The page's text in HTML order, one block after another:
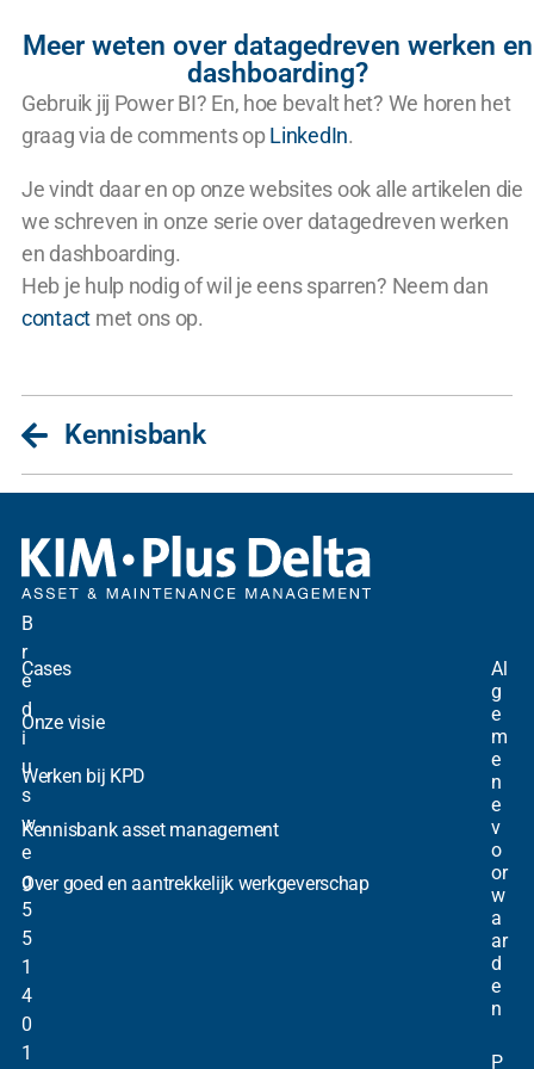
Meer weten over datagedreven werken en
dashboarding?
Gebruik jij Power BI? En, hoe bevalt het? We horen het
graag via de comments opLinkedIn.
Je vindt daar en op onze websites ook alle artikelen die
we schreven in onze serie over datagedreven werken
en dashboarding.
Heb je hulp nodig of wil je eens sparren? Neem dan
contact met ons op.
Kennisbank
B
r
e
d
i
u
s
w
e
g
5
5
1
4
0
1
Cases
Onze visie
Werken bij KPD
Kennisbank asset management
Over goed en aantrekkelijk werkgeverschap
Al
g
e
m
e
n
e
v
o
or
w
a
ar
d
e
n
P